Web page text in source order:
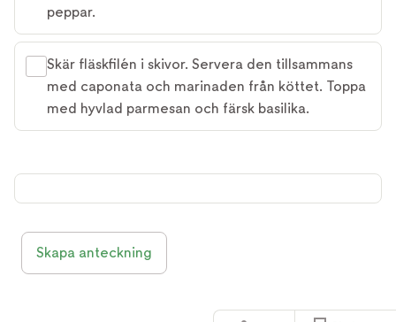
peppar.
Skär fläskfilén i skivor. Servera den tillsammans
med caponata och marinaden från köttet. Toppa
med hyvlad parmesan och färsk basilika.
Skapa anteckning